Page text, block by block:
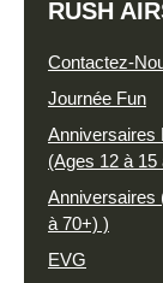
RUSH
Contactez-
Journée Fun
Anniversaires
(Ages 12 à 15
Anniversaires
à 70+) )
EVG